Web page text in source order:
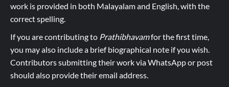
work is provided in both Malayalam and English, with the
correct spelling.
If you are contributing to Prathibhavamfor the first time,
you may also include a brief biographical note if you wish.
Contributors submitting their work via WhatsApp or post
should also provide their email address.